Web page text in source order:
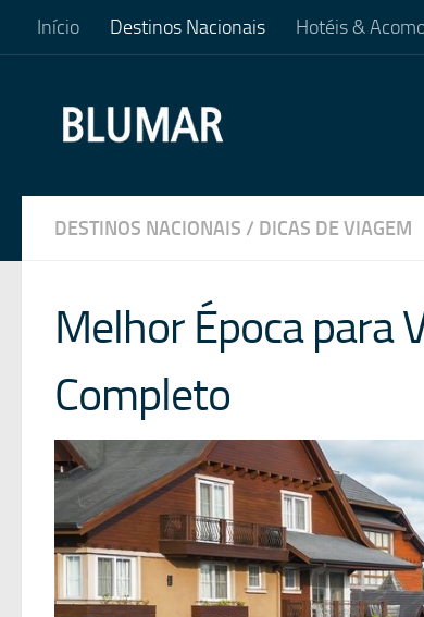
Skip to content
Início Destinos Nacionais Hotéis &
DESTINOS NACIONAIS / DICAS DE VIAGEM
Melhor Época para
Completo